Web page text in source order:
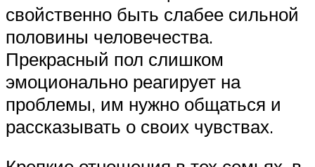
свойственно быть слабее сильной
половины человечества.
Прекрасный пол слишком
эмоционально реагирует на
проблемы, им нужно общаться и
рассказывать о своих чувствах.